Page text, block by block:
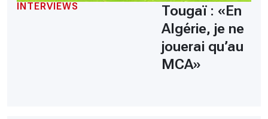
INTERVIEWS
Tougaï : «En
Algérie, je ne
jouerai qu’au
MCA»